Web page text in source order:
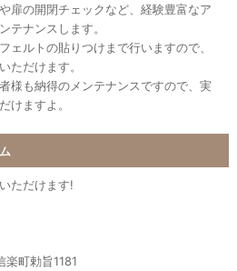
扉の開閉チェックなど、経験豊富なア
テナンスします。
ェルトの貼りつけまで行いますので、
ただけます。
様も納得のメンテナンスですので、実
けますよ。
ただけます!
町勅旨1181